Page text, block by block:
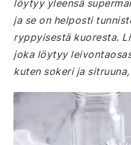
löytyy yleensä
ja se on helposti
ryppyisestä kuoresta.
joka löytyy
kuten sokeri ja